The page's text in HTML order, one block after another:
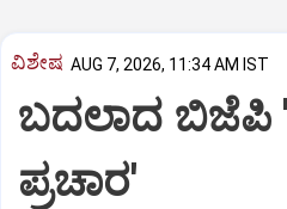
ವಿಶೇಷ AUG 7, 2026, 11:34 AM IST
ಬದಲಾದ
ಪ್ರಚಾರ'